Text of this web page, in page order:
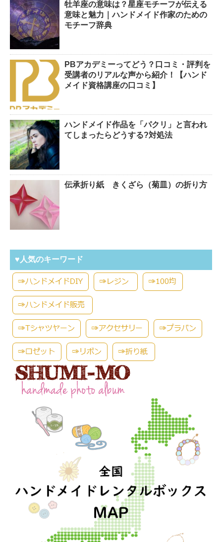
牡羊座の意味は？星座モチーフが伝える
意味と魅力｜ハンドメイド作家のための
モチーフ辞典
PBアカデミーってどう？口コミ・評判を
受講者のリアルな声から紹介！【ハンド
メイド資格講座の口コミ】
ハンドメイド作品を「パクリ」と言われ
てしまったらどうする?対処法
伝承折り紙 きくざら（菊皿）の折り方
♥人気のキーワード